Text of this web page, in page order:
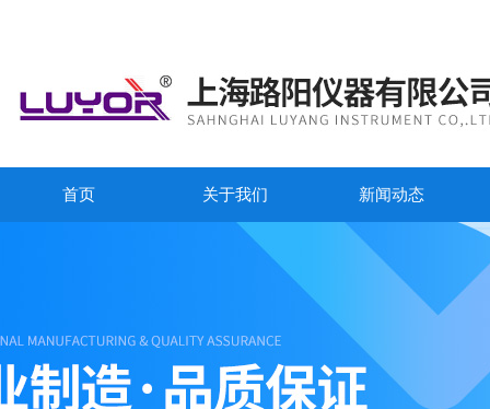
首页 关于我们 新闻动态